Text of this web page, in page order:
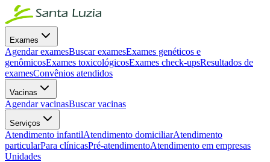
Exames
Agendar examesBuscar examesExames genéticos e
genômicosExames toxicológicosExames check-upsResultados de
examesConvênios atendidos
Vacinas
Agendar vacinasBuscar vacinas
Serviços
Atendimento infantilAtendimento domiciliarAtendimento
particularPara clínicasPré-atendimentoAtendimento em empresas
Unidades